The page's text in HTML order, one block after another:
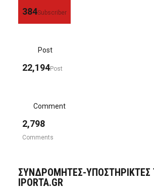
384Subscriber
Post
22,194Post
Comment
2,798
Comments
ΣΥΝΔΡΟΜΗΤΈΣ-ΥΠΟΣΤΗΡΙΚΤΈΣ
IPORTA.GR